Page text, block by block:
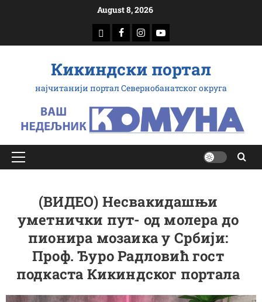
August 8, 2026
доwнлоад
Фацебоок
Инстаграм
Yоутубе
Кикиндски портал
најчитанији портал Севернобанатског округа
Примарy
(ВИДЕО) Несвакидашњи
уметнички пут- од молера до
пионира мозаика у Србији:
Проф. Ђуро Радловић гост
подкаста Кикиндског портала